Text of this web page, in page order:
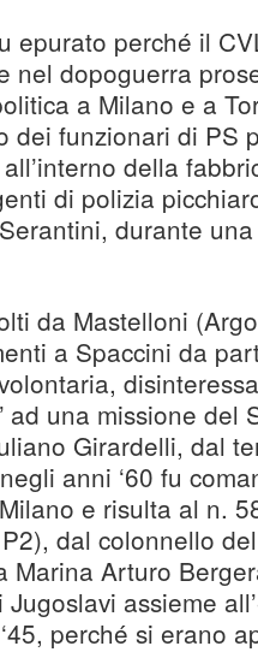
epurato perché il
nel dopoguerra
a Milano e a
dei funzionari di PS
della
di polizia
durante
da Mastelloni
a Spaccini da
ad una missione del
Girardelli, dal
anni ‘60 fu
e risulta al n.
dal colonnello
Marina Arturo
assieme
perché si erano